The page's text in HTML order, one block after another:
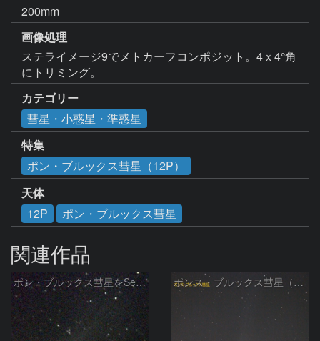
200mm
画像処理
ステライメージ9でメトカーフコンポジット。4ｘ4°角
にトリミング。
カテゴリー
彗星・小惑星・準惑星
特集
ポン・ブルックス彗星（12P）
天体
12P
ポン・ブルックス彗星
関連作品
ポン・ブルックス彗星をSeeStar S50で撮影画像を再処理 ポンス・ブルックス彗星（12P/Pons-Brooks）2024/04/01